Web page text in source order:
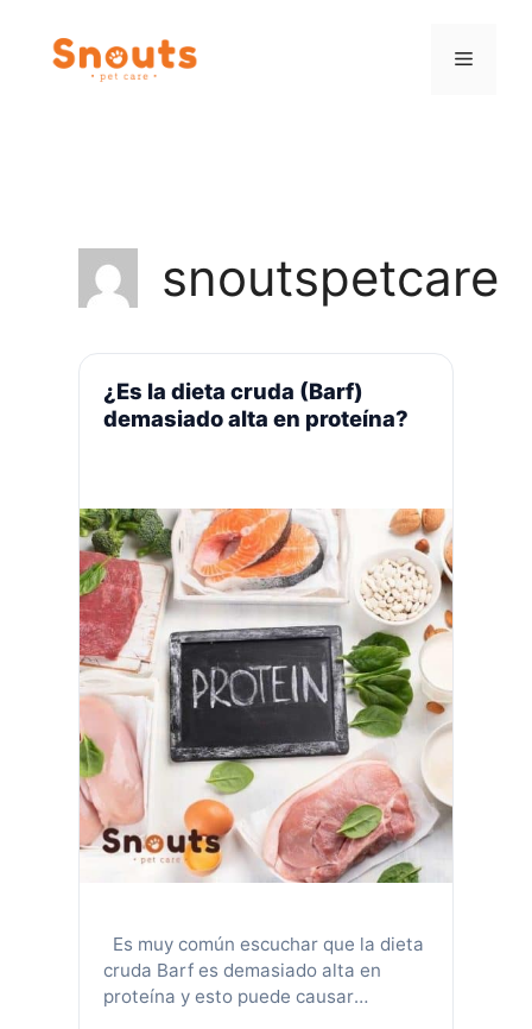
contenido
Menú
snoutspetcare
¿Es la dieta cruda (Barf)
demasiado alta en proteína?
Es muy común escuchar que la dieta
cruda Barf es demasiado alta en
proteína y esto puede causar